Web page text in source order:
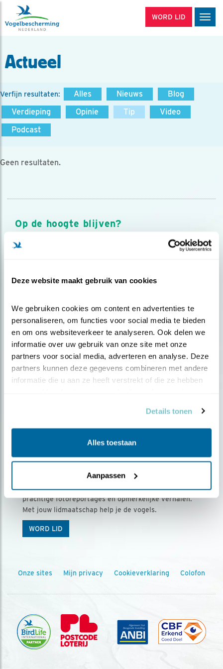
Deze website maakt gebruik van cookies
We gebruiken cookies om content en advertenties te
personaliseren, om functies voor social media te bieden
en om ons websiteverkeer te analyseren. Ook delen we
informatie over uw gebruik van onze site met onze
partners voor social media, adverteren en analyse. Deze
partners kunnen deze gegevens combineren met andere
informatie die u aan ze heeft verstrekt of die ze hebben
Details tonen
Alles toestaan
Aanpassen
WORD LID
Actueel
Verfijn resultaten: Alles Nieuws
Blog
Verdieping
Opinie Tip
Video
Podcast
Geen resultaten.
Op de hoogte blijven?
Meld je aan en ontvang nieuws, inspiratie, acties en tips
over vogels en activiteiten van Vogelbescherming.
Ontvang 5 x Vogels voor € 36,00 per jaar
Vogels is het tijdschrift voor onze leden, met
prachtige fotoreportages en opmerkelijke verhalen.
Met jouw lidmaatschap help je de vogels.
WORD LID
Onze sites Mijn privacy Cookieverklaring Colofon